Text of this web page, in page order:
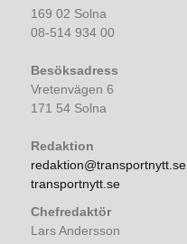
169 02 Solna
08-514 934 00
Besöksadress
Vretenvägen 6
171 54 Solna
Redaktion
redaktion@transportnytt.se
transportnytt.se
Chefredaktör
Lars Andersson